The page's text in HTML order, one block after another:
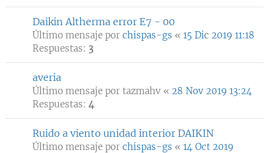
Daikin Altherma error E7 - 00
Último mensaje por chispas-gs « 15 Dic 2019 11:18
Respuestas: 3
averia
Último mensaje por tazmahv « 28 Nov 2019 13:24
Respuestas: 4
Ruido a viento unidad interior DAIKIN
Último mensaje por chispas-gs « 14 Oct 2019